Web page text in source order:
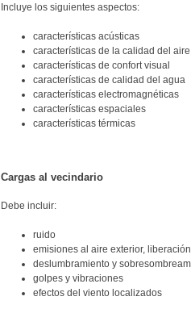
Incluye los siguientes aspectos:
características acústicas
características de la calidad del
características de confort visual
características de calidad del agua
características electromagnéticas
características espaciales
características térmicas
Cargas al vecindario
Debe incluir:
ruido
emisiones al aire exterior,
deslumbramiento y
golpes y vibraciones
efectos del viento localizados